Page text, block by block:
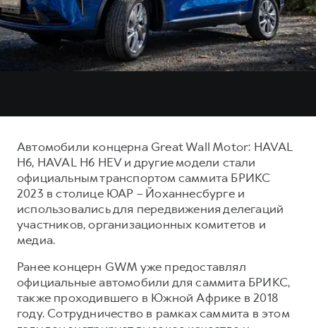
DARGO X
от 3 499 000 ₽
F7
от 2 899 000 ₽ от 3 599 000 ₽
POER
от 3 449 000 ₽
Тест-драйв
Трейд-ин
Кредитный калькулятор
Кредит
КОРПОРАТИВНЫМ КЛИЕНТАМ
Для малого бизнеса
Корпоративным клиентам
Крупным корпоративным клиентам
Система управления автопарком
Сервис для корпоративных клиентов
СЕРВИСНОЕ ОБСЛУЖИВАНИЕ
Нулевое ТО
Программа «Помощь на дороге»
Электронный ПТС
ПОДДЕРЖКА
GWM Безопасность
Гарантия HAVAL
Мобильное приложение GWM
Программа «HAVAL Защита+»
Руководства по эксплуатации
Подписки
О дилере
Наша команда
Автомобили концерна Great Wall Motor: HAVAL
H6, HAVAL H6 HEV и другие модели стали
официальным транспортом саммита БРИКС
2023 в столице ЮАР – Йоханнесбурге и
использовались для передвижения делегаций
участников, организационных комитетов и
медиа.
Ранее концерн GWM уже предоставлял
официальные автомобили для саммита БРИКС,
также проходившего в Южной Африке в 2018
году. Сотрудничество в рамках саммита в этом